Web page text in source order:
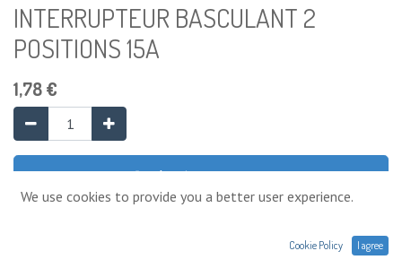
INTERRUPTEUR BASCULANT 2
POSITIONS 15A
1,78€
Ajouter au panier
We use cookies to provide you a better user experience.
Cookie Policy I agree